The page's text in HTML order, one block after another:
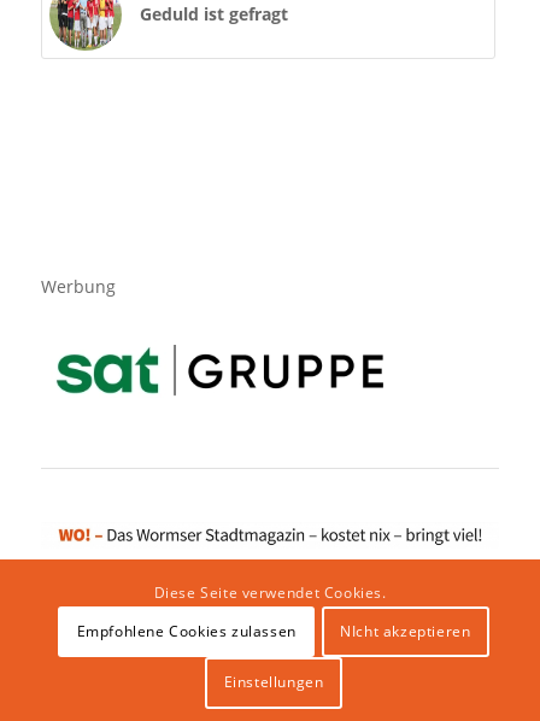
Geduld ist gefragt
Werbung
Impressum|Datenschutzerklärung|Website von klicklabor.de|
Diese Seite verwendet Cookies.
Empfohlene Cookies zulassen
NIcht akzeptieren
Einstellungen